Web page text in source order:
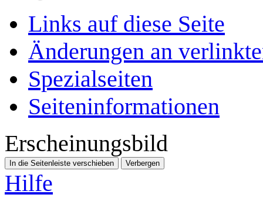
Links auf diese Seite
Änderungen an
Spezialseiten
Seiten­­informationen
Erscheinungsbild
In die Seitenleiste verschieben Verbergen
Hilfe